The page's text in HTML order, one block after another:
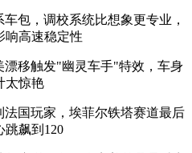
包，调校系统比想象更专业，
响高速稳定性
漂移触发"幽灵车手"特效，车身
太惊艳
国玩家，埃菲尔铁塔赛道最后
跳飙到120